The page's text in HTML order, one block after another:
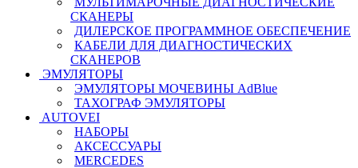
СКАНЕРЫ
ДИЛЕРСКОЕ ПРОГРАММНОЕ ОБЕСПЕЧЕНИЕ
КАБЕЛИ ДЛЯ ДИАГНОСТИЧЕСКИХ
СКАНЕРОВ
ЭМУЛЯТОРЫ
ЭМУЛЯТОРЫ МОЧЕВИНЫ АdBlue
ТАХОГРАФ ЭМУЛЯТОРЫ
AUTOVEI
НАБОРЫ
АКСЕССУАРЫ
MERCEDES